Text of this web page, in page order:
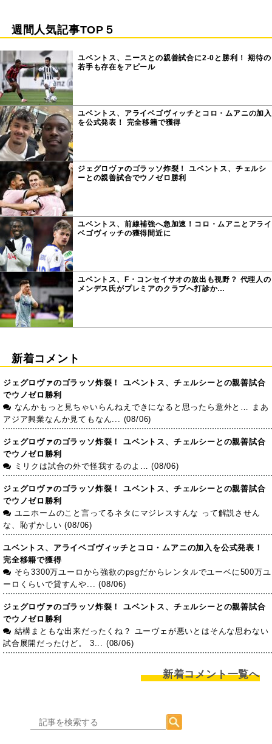
週間人気記事TOP５
ユベントス、ニースとの親善試合に2-0と勝利！ 期待の
若手も存在をアピール
ユベントス、アライベゴヴィッチとコロ・ムアニの加入
を公式発表！ 完全移籍で獲得
ジェグロヴァのゴラッソ炸裂！ ユベントス、チェルシ
ーとの親善試合でウノゼロ勝利
ユベントス、前線補強へ急加速！コロ・ムアニとアライ
ベゴヴィッチの獲得間近に
ユベントス、F・コンセイサオの放出も視野？ 代理人の
メンデス氏がプレミアのクラブへ打診か…
新着コメント
ジェグロヴァのゴラッソ炸裂！ ユベントス、チェルシーとの親善試合
でウノゼロ勝利
なんかもっと見ちゃいらんねえできになると思ったら意外と… まあ
アジア興業なんか見てもなん... (08/06)
ジェグロヴァのゴラッソ炸裂！ ユベントス、チェルシーとの親善試合
でウノゼロ勝利
ミリクは試合の外で怪我するのよ… (08/06)
ジェグロヴァのゴラッソ炸裂！ ユベントス、チェルシーとの親善試合
でウノゼロ勝利
ユニホームのこと言ってるネタにマジレスすんな って解説させん
な、恥ずかしい (08/06)
ユベントス、アライベゴヴィッチとコロ・ムアニの加入を公式発表！
完全移籍で獲得
そら3300万ユーロから強欲のpsgだからレンタルでユーベに500万ユ
ーロくらいで貸すんや... (08/06)
ジェグロヴァのゴラッソ炸裂！ ユベントス、チェルシーとの親善試合
でウノゼロ勝利
結構まともな出来だったくね？ ユーヴェが悪いとはそんな思わない
試合展開だったけど。 3... (08/06)
新着コメント一覧へ